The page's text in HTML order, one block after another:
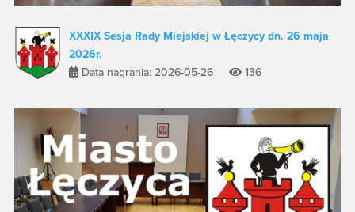
XXXIX Sesja Rady Miejskiej w Łęczycy dn. 26 maja
2026r.
Data nagrania: 2026-05-26
136